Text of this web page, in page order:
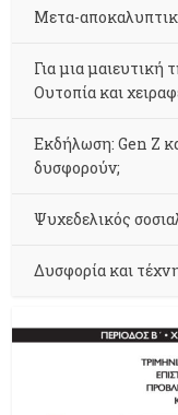
Μετα-
Για μια μαιευτική
Ουτοπία και
Εκδήλωση: Gen Z
δυσφορούν;
Ψυχεδελικός
Δυσφορία και